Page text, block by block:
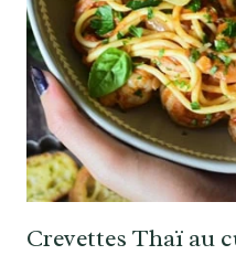
Crevettes Thaï au